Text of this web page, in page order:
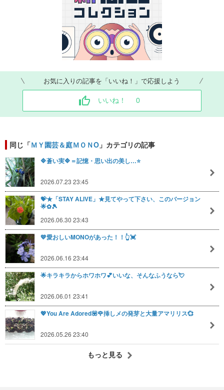
お気に入りの記事を「いいね！」で応援しよう
いいね！ 0
同じ「ＭＹ園芸＆庭ＭＯＮO 」カテゴリの記事
🔷蒼い実🔷＝記憶・思い出の美し…⭐
2026.07.23 23:45
💝★「STAY ALIVE」★見てやって下さい、このバージョン
🌟✿🎾
2026.06.30 23:43
💙愛おしいMONOがあった！！👆💓
2026.06.16 23:44
🌟キラキラからホワホワ💕いいな、そんなふうなら💘
2026.06.01 23:41
💖You Are Adored💟🌹挿しメの発芽と大量アマリリス💞
2026.05.26 23:40
もっと見る